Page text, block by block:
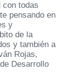
con todas
pensando en
y
de la
y también a
Rojas,
Desarrollo